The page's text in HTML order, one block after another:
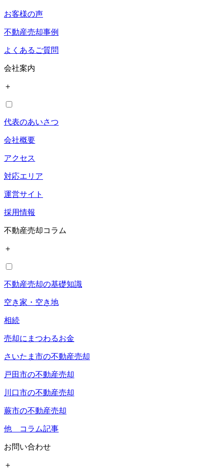
お客様の声
不動産売却事例
よくあるご質問
会社案内
＋
代表のあいさつ
会社概要
アクセス
対応エリア
運営サイト
採用情報
不動産売却コラム
＋
不動産売却の基礎知識
空き家・空き地
相続
売却にまつわるお金
さいたま市の不動産売却
戸田市の不動産売却
川口市の不動産売却
蕨市の不動産売却
他 コラム記事
お問い合わせ
＋